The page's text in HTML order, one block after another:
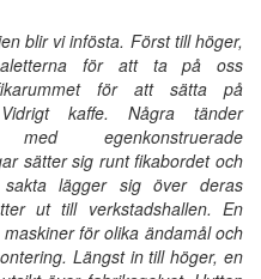
blir vi infösta. Först till höger,
för att ta på oss
för att sätta på
kaffe. Några tänder
egenkonstruerade
sätter sig runt fikabordet och
lägger sig över deras
ut till verkstadshallen. En
för olika ändamål och
Längst in till höger, en